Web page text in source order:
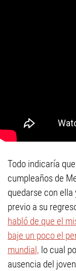
Todo indicaría
cumpleaños de
quedarse con
previo a su
habló de que el
baje un poco el
mundial, lo cual
ausencia del